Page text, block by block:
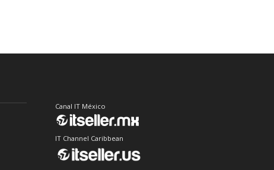
Canal IT México
IT Channel Caribbean